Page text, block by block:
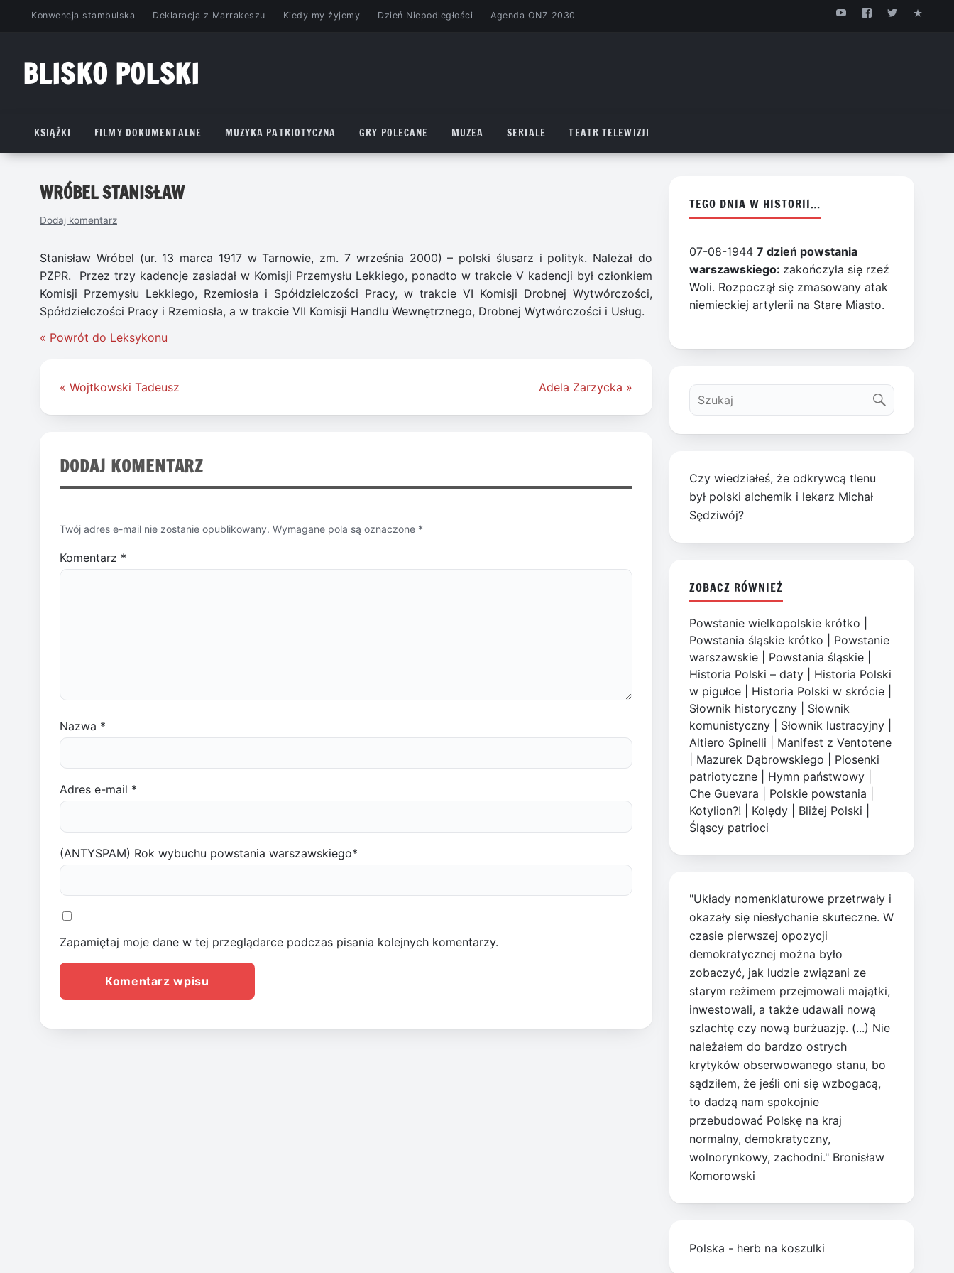
PrzejdźKonwencja stambulska Deklaracja z Marrakeszu Kiedy my żyjemy Dzień Niepodległości Agenda ONZ 2030
BLISKO POLSKI
KSIĄŻKI
FILMY DOKUMENTALNE MUZYKA PATRIOTYCZNA GRY POLECANE MUZEA SERIALE TEATR TELEWIZJI
WRÓBEL STANISŁAW
Dodaj komentarz
Stanisław Wróbel (ur. 13 marca 1917 w Tarnowie, zm. 7 września 2000) – polski ślusarz i polityk. Należał do
PZPR. Przez trzy kadencje zasiadał w Komisji Przemysłu Lekkiego, ponadto w trakcie V kadencji był członkiem
Komisji Przemysłu Lekkiego, Rzemiosła i Spółdzielczości Pracy, w trakcie VI Komisji Drobnej Wytwórczości,
Spółdzielczości Pracy i Rzemiosła, a w trakcie VII Komisji Handlu Wewnętrznego, Drobnej Wytwórczości i Usług.
« Powrót do Leksykonu
Nawigacja
« Wojtkowski Tadeusz Adela Zarzycka »
DODAJ KOMENTARZ
Twój adres e-mail nie zostanie opublikowany. Wymagane pola są oznaczone *
Komentarz *
Nazwa *
Adres e-mail *
(ANTYSPAM) Rok wybuchu powstania warszawskiego*
Zapamiętaj moje dane w tej przeglądarce podczas pisania kolejnych komentarzy.
TEGO DNIA W HISTORII…
07-08-19447 dzień powstania
warszawskiego: zakończyła się rzeź
Woli. Rozpoczął się zmasowany atak
niemieckiej artylerii na Stare Miasto.
Czy wiedziałeś, że odkrywcą tlenu
był polski alchemik i lekarz Michał
Sędziwój?
ZOBACZ RÓWNIEŻ
Powstanie wielkopolskie krótko
Powstania śląskie krótko
Powstanie
warszawskie
Powstania śląskie
Historia Polski – daty
Historia Polski
w pigułce
Historia Polski w skrócie
Słownik historyczny
Słownik
komunistyczny
Słownik lustracyjny
Altiero Spinelli
Manifest z Ventotene
Mazurek Dąbrowskiego
Piosenki
patriotyczne
Hymn państwowy
Che Guevara
Polskie powstania
Kotylion?!
Kolędy Bliżej Polski
Śląscy patrioci
"Układy nomenklaturowe przetrwały i
okazały się niesłychanie skuteczne. W
czasie pierwszej opozycji
demokratycznej można było
zobaczyć, jak ludzie związani ze
starym reżimem przejmowali majątki,
inwestowali, a także udawali nową
szlachtę czy nową burżuazję. (...) Nie
należałem do bardzo ostrych
krytyków obserwowanego stanu, bo
sądziłem, że jeśli oni się wzbogacą,
to dadzą nam spokojnie
przebudować Polskę na kraj
normalny, demokratyczny,
wolnorynkowy, zachodni." Bronisław
Komorowski
Polska - herb na koszulki